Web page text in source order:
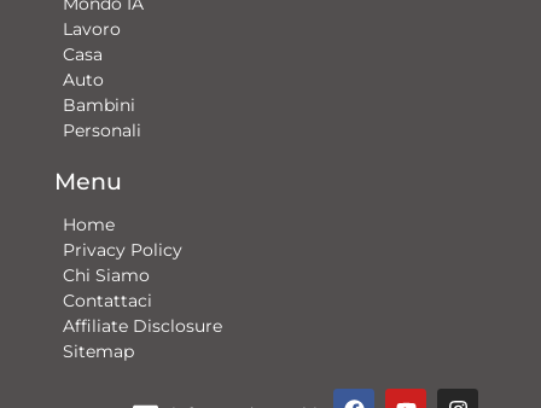
Lavoro
Casa
Auto
Bambini
Personali
Menu
Home
Privacy Policy
Chi Siamo
Contattaci​
Affiliate Disclosure
Sitemap
F
Y
I
G